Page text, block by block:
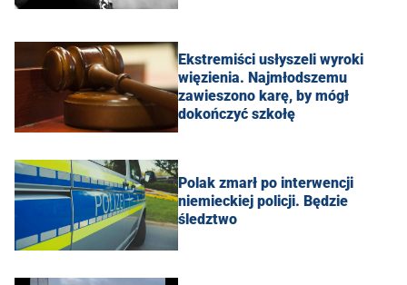
Ekstremiści usłyszeli wyroki
więzienia. Najmłodszemu
zawieszono karę, by mógł
dokończyć szkołę
Polak zmarł po interwencji
niemieckiej policji. Będzie
śledztwo